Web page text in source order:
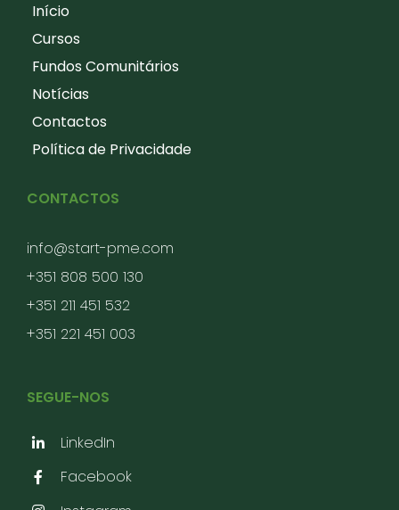
Início
Cursos
Fundos Comunitários
Notícias
Contactos
Política de Privacidade
CONTACTOS
info@start-pme.com
+351 808 500 130
+351 211 451 532
+351 221 451 003
SEGUE-NOS
LinkedIn
Facebook